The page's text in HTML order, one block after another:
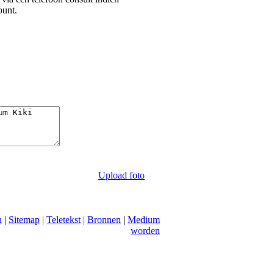
Upload foto
| Sitemap | Teletekst | Bronnen | Medium
worden